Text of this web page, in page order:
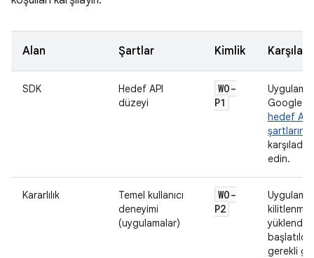
Alan Şartlar Kimlik
SDK
Hedef API
düzeyi
WO-
P1
Google
hedef
şartlarını
edin.
Kararlılık
Temel kullanıcı
deneyimi
(uygulamalar)
WO-
P2
gerekli